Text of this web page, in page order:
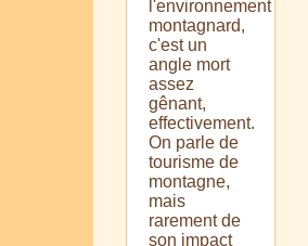
l'environnement
montagnard,
c'est un
angle mort
assez
gênant,
effectivement.
On parle de
tourisme de
montagne,
mais
rarement de
son impact